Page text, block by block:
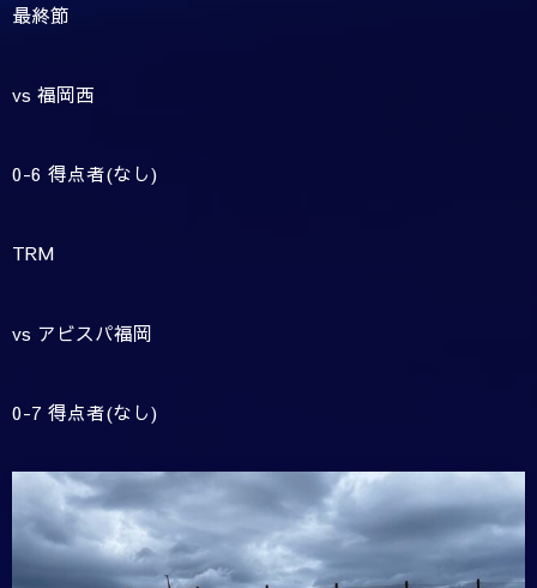
最終節
vs 福岡西
0-6 得点者(なし)
TRM
vs アビスパ福岡
0-7 得点者(なし)